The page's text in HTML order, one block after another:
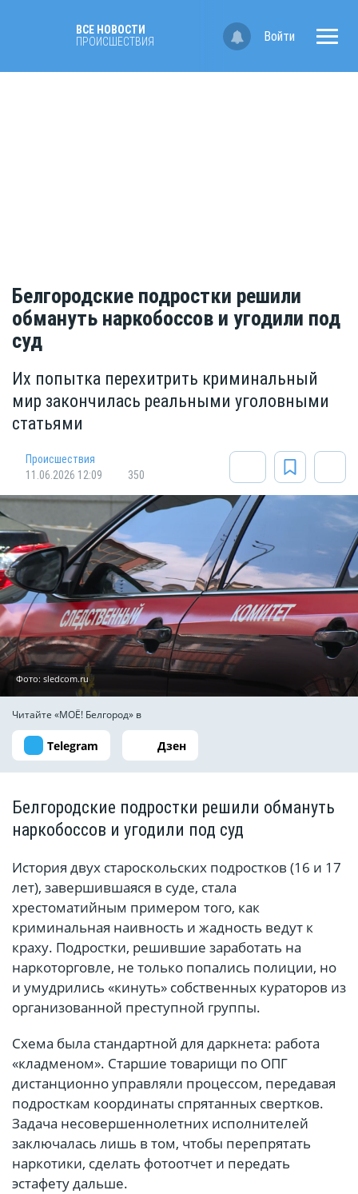
ВСЕ НОВОСТИ
ПРОИСШЕСТВИЯ
Войти
Белгородские подростки решили
обмануть наркобоссов и угодили под
суд
Их попытка перехитрить криминальный
мир закончилась реальными уголовными
статьями
Происшествия
11.06.2026 12:09
350
Фото: sledcom.ru
Читайте «МОЁ! Белгород» в
Telegram Дзен
Белгородские подростки решили обмануть
наркобоссов и угодили под суд
История двух староскольских подростков (16 и 17
лет), завершившаяся в суде, стала
хрестоматийным примером того, как
криминальная наивность и жадность ведут к
краху. Подростки, решившие заработать на
наркоторговле, не только попались полиции, но
и умудрились «кинуть» собственных кураторов из
организованной преступной группы.
Схема была стандартной для даркнета: работа
«кладменом». Старшие товарищи по ОПГ
дистанционно управляли процессом, передавая
подросткам координаты спрятанных свертков.
Задача несовершеннолетних исполнителей
заключалась лишь в том, чтобы перепрятать
наркотики, сделать фотоотчет и передать
эстафету дальше.